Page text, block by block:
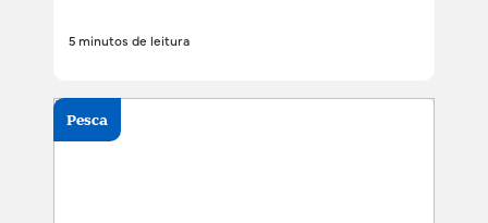
5 minutos de leitura
Pesca